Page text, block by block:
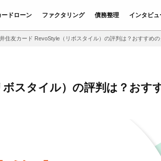
ードローン ファクタリング 債務整理 インタビュ
住友カード RevoStyle（リボスタイル）の評判は？おすすめ
スタイル）の評判は？おす